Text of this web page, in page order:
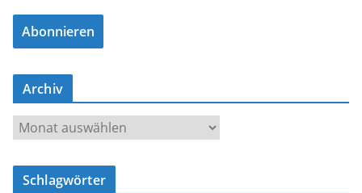
a
l
-
d
Abonnieren
Archiv
r
c
Schlagwörter